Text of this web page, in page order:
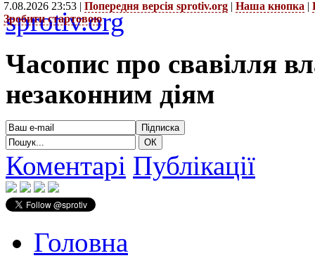
7.08.2026 23:53 | Попередня версія sprotiv.org | Наша кнопка |
Зробити стартовою
sprotiv.org
Часопис про свавілля
незаконним діям
Коментарі Публікації
Головна